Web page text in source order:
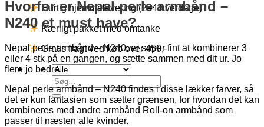
Hurtig hjemmelevering (2–4 hverdage)
Kærligt pakket med omtanke
Gratis fragt ved køb over 450,-
Søg
efter:
Hvorfor er Nepal perle armbånd –
N240 et must have?
Nepal perle armbånd – N240, er super fint at kombinerer 3
eller 4 stk på en gangen, og sætte sammen med dit ur. Jo
flere jo bedre.
Nepal perle armbånd – N240 findes i disse lækker farver, så
det er kun fantasien som sætter grænsen, for hvordan det kan
kombineres med andre armbånd Roll-on armbånd som
passer til næsten alle kvinder.